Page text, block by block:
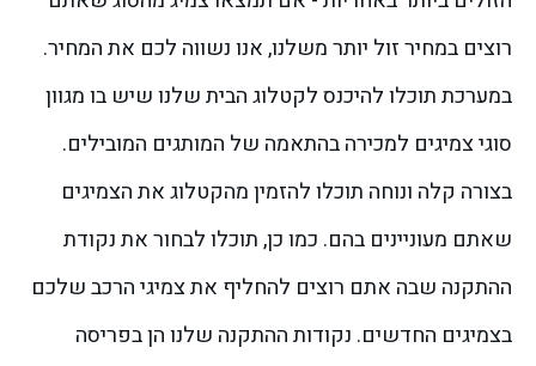
רוצים במחיר זול יותר משלנו, אנו נשווה לכם את המחיר.
במערכת תוכלו להיכנס לקטלוג הבית שלנו שיש בו מגוון
סוגי צמיגים למכירה בהתאמה של המותגים המובילים.
בצורה קלה ונוחה תוכלו להזמין מהקטלוג את הצמיגים
שאתם מעוניינים בהם. כמו כן, תוכלו לבחור את נקודת
ההתקנה שבה אתם רוצים להחליף את צמיגי הרכב שלכם
בצמיגים החדשים. נקודות ההתקנה שלנו הן בפריסה